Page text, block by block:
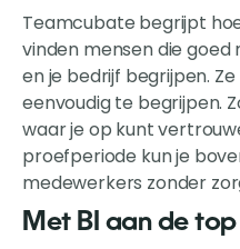
Teamcubate begrijpt
vinden mensen die
en je bedrijf begrijpen.
eenvoudig te begrijpen.
waar je op kunt
proefperiode kun je
medewerkers zonder
Met BI aan de